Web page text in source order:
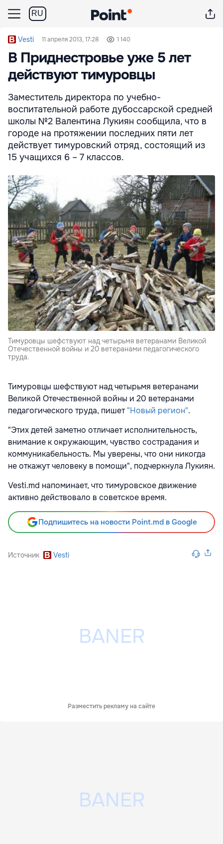
RU
Vesti 11 апреля 2013, 17:28 1 140
В Приднестровье уже 5 лет
действуют тимуровцы
Заместитель директора по учебно-
воспитательной работе дубоссарской средней
школы №2 Валентина Лукиян сообщила, что в
городе на протяжении последних пяти лет
действует тимуровский отряд, состоящий из
15 учащихся 6 – 7 классов.
Тимуровцы шефствуют над четырьмя ветеранами Великой
Отечественной войны и 20 ветеранами педагогического
труда.
Тимуровцы шефствуют над четырьмя ветеранами
Великой Отечественной войны и 20 ветеранами
педагогического труда, пишет"Новый регион".
"Этих детей заметно отличает исполнительность,
внимание к окружающим, чувство сострадания и
коммуникабельность. Мы уверены, что они никогда
не откажут человеку в помощи", подчеркнула Лукиян.
Vesti.md напоминает, что тимуровское движение
активно действовало в советское время.
Подпишитесь на новости Point.md в Google
Источник Vesti
Разместить рекламу на сайте